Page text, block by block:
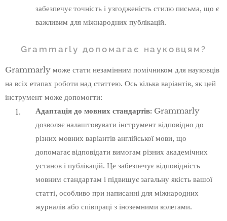
забезпечує точність і узгодженість стилю письма, що є
важливим для міжнародних публікацій.
Grammarly допомагає науковцям?
Grammarly може стати незамінним помічником для науковців
на всіх етапах роботи над статтею. Ось кілька варіантів, як цей
інструмент може допомогти:
Адаптація до мовних стандартів: Grammarly
дозволяє налаштовувати інструмент відповідно до
різних мовних варіантів англійської мови, що
допомагає відповідати вимогам різних академічних
установ і публікацій. Це забезпечує відповідність
мовним стандартам і підвищує загальну якість вашої
статті, особливо при написанні для міжнародних
журналів або співпраці з іноземними колегами.